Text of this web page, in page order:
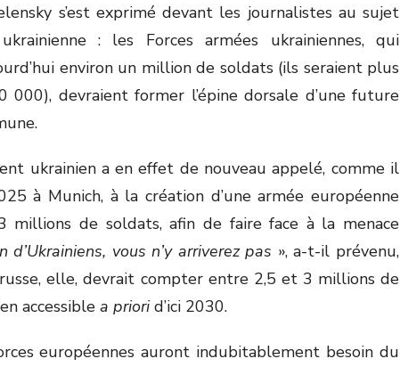
s’est exprimé devant les journalistes au sujet
: les Forces armées ukrainiennes, qui
environ un million de soldats (ils seraient plus
000), devraient former l’épine dorsale d’une future
ukrainien a en effet de nouveau appelé, comme il
à Munich, à la création d’une armée européenne
millions de soldats, afin de faire face à la menace
d’Ukrainiens, vous n’y arriverez pas », a-t-il prévenu,
elle, devrait compter entre 2,5 et 3 millions de
accessible a priorid’ici 2030.
européennes auront indubitablement besoin du